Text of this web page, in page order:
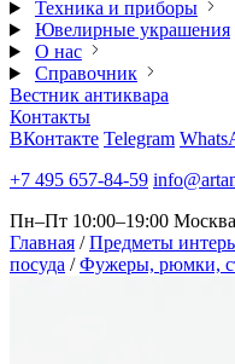
Техника и приборы
Ювелирные украшения
О нас
Справочник
Вестник антиквара
Контакты
ВКонтакте Telegram
+7 495 657-84-59
Пн–Пт 10:00–19:00
Главная / Предметы
посуда / Фужеры, рюмки,